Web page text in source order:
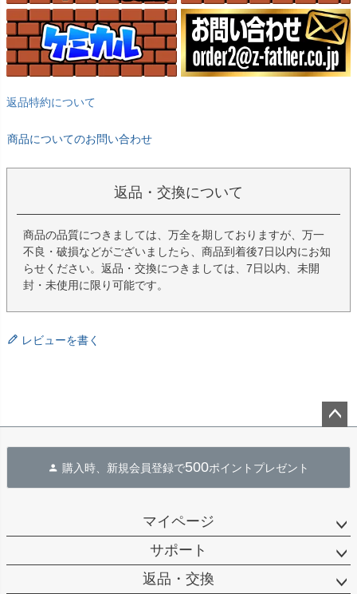
返品特約について
商品についてのお問い合わせ
返品・交換について
商品の品質につきましては、万全を期しておりますが、万一
不良・破損などがございましたら、商品到着後7日以内にお知
らせください。返品・交換につきましては、7日以内、未開
封・未使用に限り可能です。
レビューを書く
へ
購入時、新規会員登録で500ポイントプレゼント
マイページ
サポート
返品・交換